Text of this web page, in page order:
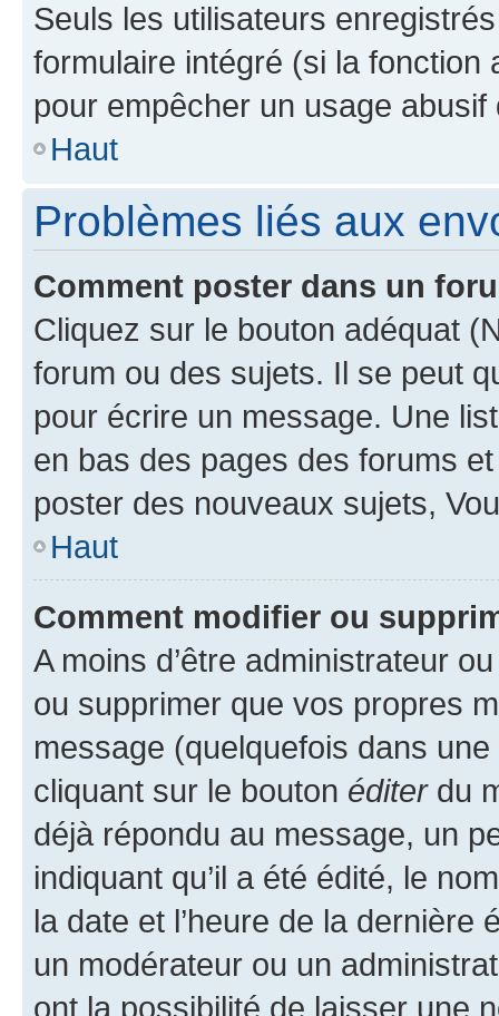
Seuls les utilisateurs
formulaire intégré (si la fonction
pour empêcher un usage
Haut
Problèmes liés aux
Comment poster dans un
Cliquez sur le bouton adéquat
forum ou des sujets. Il se peut
pour écrire un message. Une
en bas des pages des forums
poster des nouveaux sujets,
Haut
Comment modifier ou
A moins d’être administrateur
ou supprimer que vos propres
message (quelquefois dans
cliquant sur le bouton éditerdu
déjà répondu au message, un
indiquant qu’il a été édité, le
la date et l’heure de la dernière
un modérateur ou un
ont la possibilité de laisser une